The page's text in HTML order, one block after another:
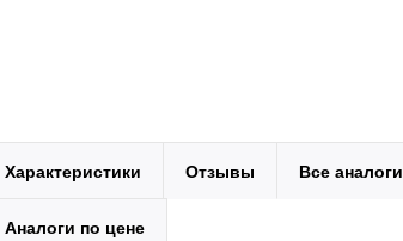
Характеристики Отзывы Все аналоги
Аналоги по цене